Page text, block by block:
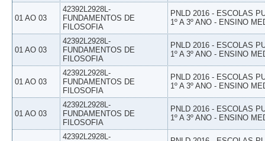
01 AO 03
42392L2928L-
FUNDAMENTOS DE
FILOSOFIA
PNLD 2016 - ESCOLAS
1º A 3º ANO - ENSINO
01 AO 03
42392L2928L-
FUNDAMENTOS DE
FILOSOFIA
PNLD 2016 - ESCOLAS
1º A 3º ANO - ENSINO
01 AO 03
42392L2928L-
FUNDAMENTOS DE
FILOSOFIA
PNLD 2016 - ESCOLAS
1º A 3º ANO - ENSINO
01 AO 03
42392L2928L-
FUNDAMENTOS DE
FILOSOFIA
PNLD 2016 - ESCOLAS
1º A 3º ANO - ENSINO
42392L2928L-